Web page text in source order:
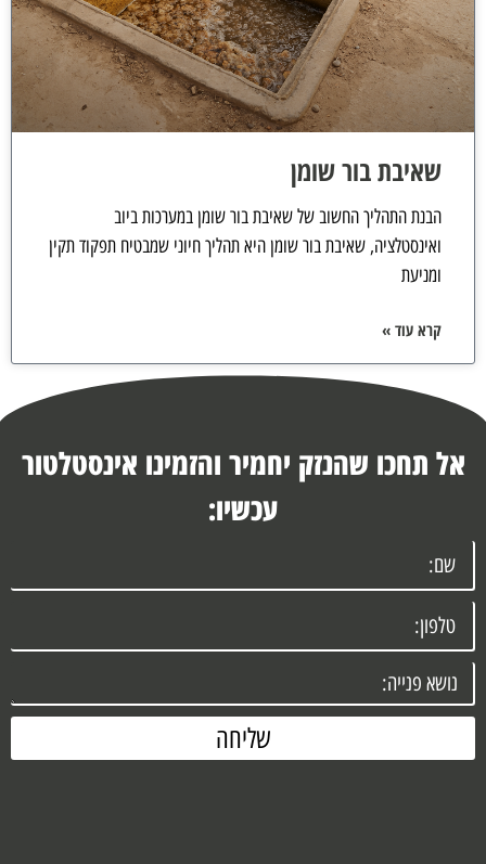
שאיבת בור שומן
הבנת התהליך החשוב של שאיבת בור שומן במערכות ביוב
ואינסטלציה, שאיבת בור שומן היא תהליך חיוני שמבטיח תפקוד תקין
ומניעת
קרא עוד »
אל תחכו שהנזק יחמיר והזמינו אינסטלטור
עכשיו:
שליחה